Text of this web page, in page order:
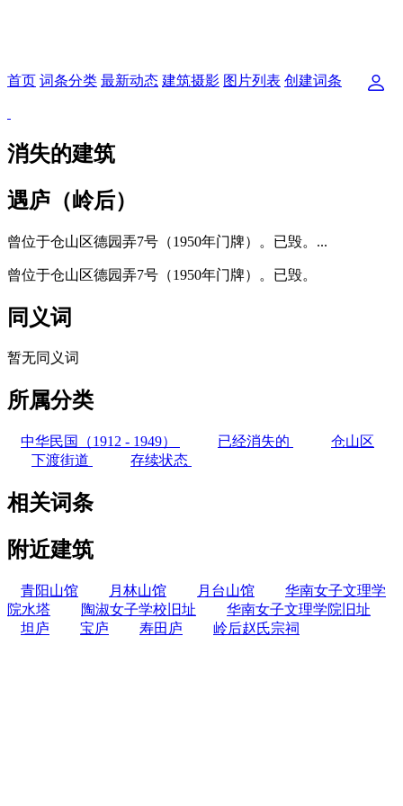
首页 词条分类 最新动态 建筑摄影 图片列表 创建词条
消失的建筑
遇庐（岭后）
曾位于仓山区德园弄7号（1950年门牌）。已毁。...
曾位于仓山区德园弄7号（1950年门牌）。已毁。
同义词
暂无同义词
所属分类
中华民国（1912 - 1949） 已经消失的
仓山区
下渡街道
存续状态
相关词条
附近建筑
青阳山馆 月林山馆 月台山馆
华南女子文理学
院水塔
陶淑女子学校旧址
华南女子文理学院旧址
坦庐
宝庐 寿田庐 岭后赵氏宗祠